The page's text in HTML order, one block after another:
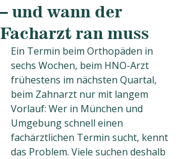
– und wann der
Facharzt ran muss
Ein Termin beim Orthopäden in
sechs Wochen, beim HNO-Arzt
frühestens im nächsten Quartal,
beim Zahnarzt nur mit langem
Vorlauf: Wer in München und
Umgebung schnell einen
fachärztlichen Termin sucht, kennt
das Problem. Viele suchen deshalb